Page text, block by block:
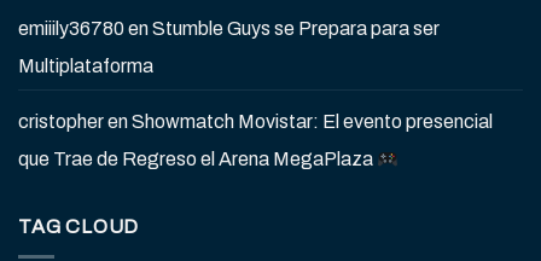
emiiily36780enStumble Guys se Prepara para ser
Multiplataforma
cristopherenShowmatch Movistar: El evento presencial
que Trae de Regreso el Arena MegaPlaza
TAG CLOUD